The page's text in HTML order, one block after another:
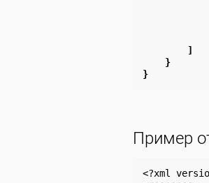
]
}
}
Пример
<?xml